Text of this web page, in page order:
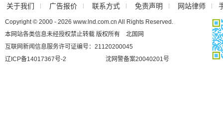
关于我们 广告报价 联系方式 免责声明 网站律师
Copyright © 2000 - 2026 www.lnd.com.cn All Rights Reserved.
本网站各类信息未经授权禁止转载 版权所有 北国网
互联网新闻信息服务许可证编号：21120200045
辽ICP备14017367号-2
沈网警备案20040201号